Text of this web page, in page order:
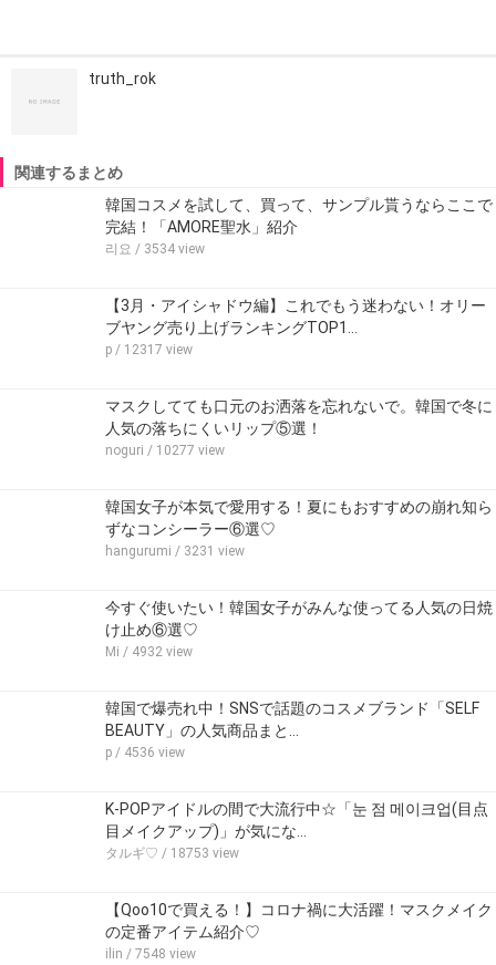
truth_rok
関連するまとめ
韓国コスメを試して、買って、サンプル貰うならここで
完結！「AMORE聖水」紹介
리요 / 3534 view
【3月・アイシャドウ編】これでもう迷わない！オリー
ブヤング売り上げランキングTOP1…
p / 12317 view
マスクしてても口元のお洒落を忘れないで。韓国で冬に
人気の落ちにくいリップ⑤選！
noguri / 10277 view
韓国女子が本気で愛用する！夏にもおすすめの崩れ知ら
ずなコンシーラー⑥選♡
hangurumi / 3231 view
今すぐ使いたい！韓国女子がみんな使ってる人気の日焼
け止め⑥選♡
Mi / 4932 view
韓国で爆売れ中！SNSで話題のコスメブランド「SELF
BEAUTY」の人気商品まと…
p / 4536 view
K-POPアイドルの間で大流行中☆「눈 점 메이크업(目点
目メイクアップ)」が気にな…
タルギ♡ / 18753 view
【Qoo10で買える！】コロナ禍に大活躍！マスクメイク
の定番アイテム紹介♡
ilin / 7548 view